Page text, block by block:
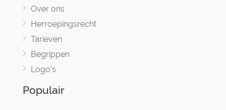
Over ons
Herroepingsrecht
Tarieven
Begrippen
Logo's
Populair